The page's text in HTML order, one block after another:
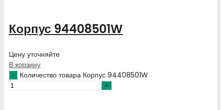
Корпус 94408501W
Цену уточняйте
В корзину
Количество товара Корпус 94408501W